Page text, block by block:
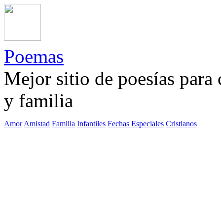
Poemas
Mejor sitio de poesías
y familia
Amor Amistad Familia Infantiles Fechas Especiales Cristianos